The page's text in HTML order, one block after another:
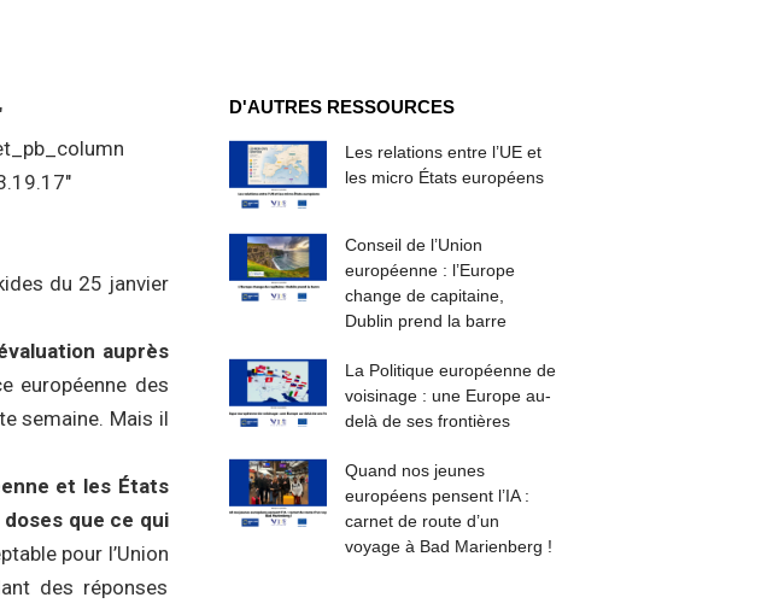
du 25 janvier
auprès
européenne des
semaine. Mais il
et les États
que ce qui
pour l’Union
des réponses
D'AUTRES RESSOURCES
Les relations entre l’UE et
les micro États européens
Conseil de l’Union
européenne : l’Europe
change de capitaine,
Dublin prend la barre
La Politique européenne de
voisinage : une Europe au-
delà de ses frontières
Quand nos jeunes
européens pensent l’IA :
carnet de route d’un
voyage à Bad Marienberg !